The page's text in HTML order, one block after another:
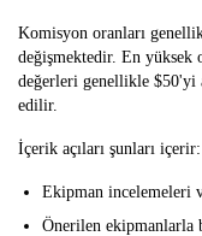
Komisyon oranları
değişmektedir. En yüksek
değerleri genellikle $50'yi
edilir.
İçerik açıları şunları içerir:
Ekipman incelemeleri
Önerilen ekipmanlarla